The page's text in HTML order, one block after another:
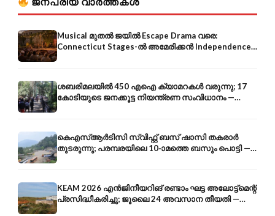
Musical മുതൽ ജയിൽ Escape Drama വരെ:
Connecticut Stages-ൽ അമേരിക്കൻ Independence-
ന്റെ 250-ആം വാർഷികം
ശബരിമലയിൽ 450 എഐ ക്യാമറകൾ വരുന്നു; 17
കോടിയുടെ ജനക്കൂട്ട നിയന്ത്രണ സംവിധാനം —
എരുമേലി മുതൽ പമ്പ വരെ
കെഎസ്ആർടിസി സ്വിഫ്റ്റ് ബസ് ഷാസി തകരാർ
തുടരുന്നു; പരമ്പരയിലെ 10-ാമത്തെ ബസും പൊട്ടി —
സുരക്ഷാ ആശങ്ക
KEAM 2026 എൻജിനീയറിങ് രണ്ടാം ഘട്ട അലോട്ട്മെന്റ്
പ്രസിദ്ധീകരിച്ചു; ജൂലൈ 24 അവസാന തീയതി —
അറിയേണ്ടതെല്ലാം